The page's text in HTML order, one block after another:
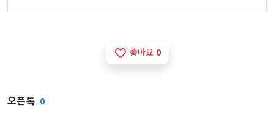
favorite_border 좋아요 0
오픈톡 0